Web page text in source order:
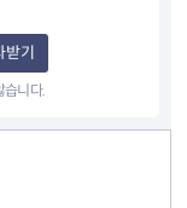
받기
습니다.